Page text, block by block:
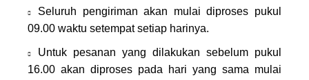
Seluruh pengiriman akan mulai diproses pukul
09.00 waktu setempat setiap harinya.
Untuk pesanan yang dilakukan sebelum pukul
16.00 akan diproses pada hari yang sama mulai